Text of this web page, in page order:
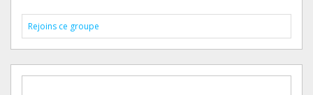
Rejoins ce groupe